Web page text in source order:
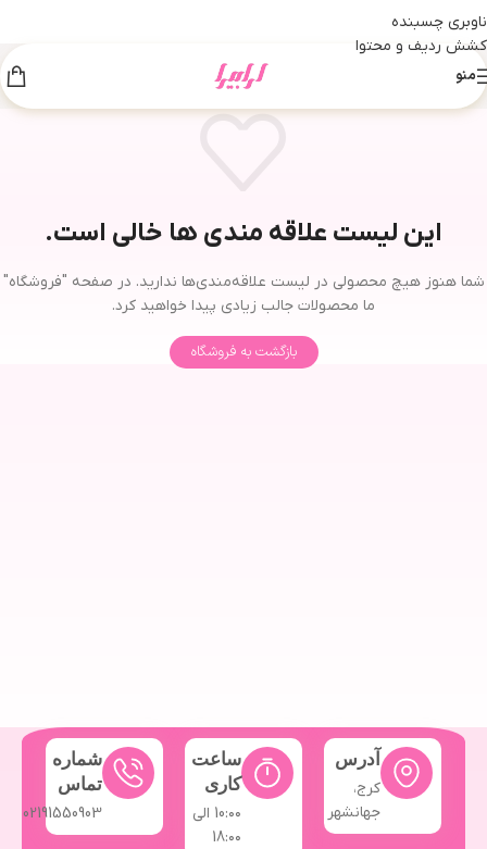
ناوبری چسبنده
کشش ردیف و محتوا
منو
این لیست علاقه مندی ها خالی است.
شما هنوز هیچ محصولی در لیست علاقه‌مندی‌ها ندارید. در صفحه "فروشگاه"
ما محصولات جالب زیادی پیدا خواهید کرد.
بازگشت به فروشگاه
آدرس
کرج،
جهانشهر
ساعت
کاری
10:۰۰ الی
18:۰۰
شماره
تماس
02191550903